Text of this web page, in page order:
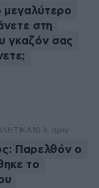
μεγαλύτερο
στη
γκαζόν σας
10 λ. πριν
Παρελθόν ο
το